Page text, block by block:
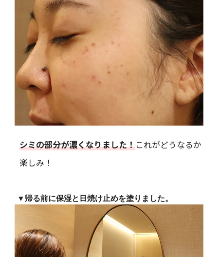
シミの部分が濃くなりました！これがどうなるか
楽しみ！
▼帰る前に保湿と日焼け止めを塗りました。